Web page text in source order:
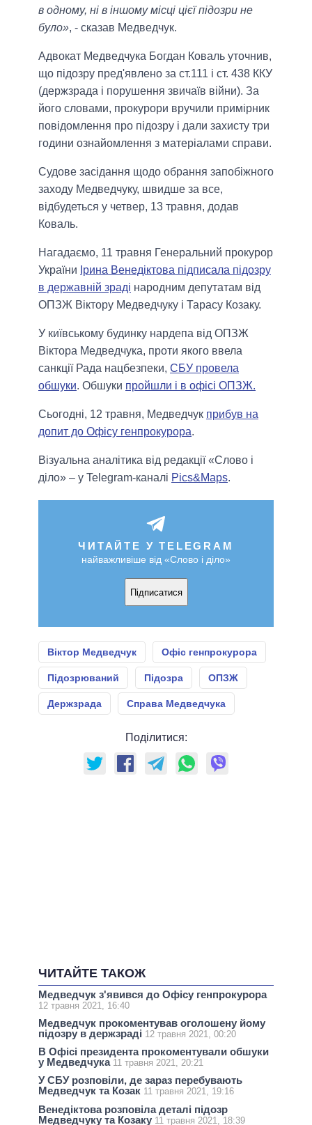
в одному, ні в іншому місці цієї підозри не
було», - сказав Медведчук.
Адвокат Медведчука Богдан Коваль уточнив,
що підозру пред'явлено за ст.111 і ст. 438 ККУ
(держзрада і порушення звичаїв війни). За
його словами, прокурори вручили примірник
повідомлення про підозру і дали захисту три
години ознайомлення з матеріалами справи.
Судове засідання щодо обрання запобіжного
заходу Медведчуку, швидше за все,
відбудеться у четвер, 13 травня, додав
Коваль.
Нагадаємо, 11 травня Генеральний прокурор
України Ірина Венедіктова підписала підозру
в державній зраді народним депутатам від
ОПЗЖ Віктору Медведчуку і Тарасу Козаку.
У київському будинку нардепа від ОПЗЖ
Віктора Медведчука, проти якого ввела
санкції Рада нацбезпеки, СБУ провела
обшуки. Обшуки пройшли і в офісі ОПЗЖ.
Сьогодні, 12 травня, Медведчук прибув на
допит до Офісу генпрокурора.
Візуальна аналітика від редакції «Слово і
діло» – у Telegram-каналі Pics&Maps.
ЧИТАЙТЕ У TELEGRAM
найважливіше від «Слово і діло»
Підписатися
Віктор Медведчук Офіс генпрокурора
Підозрюваний Підозра ОПЗЖ
Держзрада Справа Медведчука
Поділитися:
ЧИТАЙТЕ ТАКОЖ
Медведчук з'явився до Офісу генпрокурора
12 травня 2021, 16:40
Медведчук прокоментував оголошену йому
підозру в держзраді 12 травня 2021, 00:20
В Офісі президента прокоментували обшуки
у Медведчука 11 травня 2021, 20:21
У СБУ розповіли, де зараз перебувають
Медведчук та Козак 11 травня 2021, 19:16
Венедіктова розповіла деталі підозр
Медведчуку та Козаку 11 травня 2021, 18:39